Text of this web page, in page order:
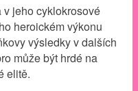
jeho cyklokrosové
heroickém výkonu
výsledky v dalších
může být hrdé na
elitě.